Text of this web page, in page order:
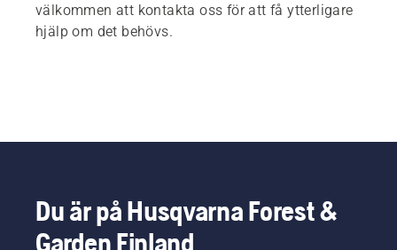
välkommen att kontakta oss för att få ytterligare
hjälp om det behövs.
Du är på Husqvarna Forest &
Garden Finland